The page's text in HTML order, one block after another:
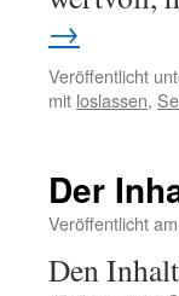
→
Veröffentlicht
mit loslassen,
Der
Veröffentlicht am
Den